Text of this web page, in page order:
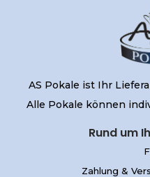
AS Pokale ist Ihr
Alle Pokale können
Rund um
Zahlung &